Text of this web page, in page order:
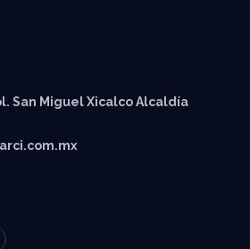
San Miguel Xicalco Alcaldía